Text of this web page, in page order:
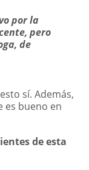
por la
pero
de
sí. Además,
es bueno en
de esta